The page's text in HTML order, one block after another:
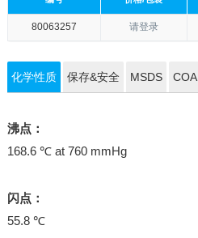
80063257 请登录
化学性质 保存&安全 MSDS COA
沸点：
168.6 ℃ at 760 mmHg
闪点：
55.8 ℃